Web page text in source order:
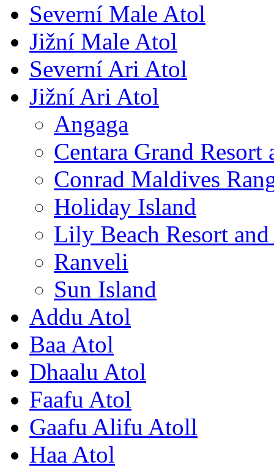
Severní Male Atol
Jižní Male Atol
Severní Ari Atol
Jižní Ari Atol
Angaga
Centara Grand Resort
Conrad Maldives
Holiday Island
Lily Beach Resort
Ranveli
Sun Island
Addu Atol
Baa Atol
Dhaalu Atol
Faafu Atol
Gaafu Alifu Atoll
Haa Atol